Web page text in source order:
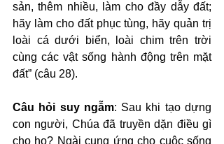
sản, thêm nhiều, làm cho đầy dẫy đất;
hãy làm cho đất phục tùng, hãy quản trị
loài cá dưới biển, loài chim trên trời
cùng các vật sống hành động trên mặt
đất” (câu 28).
Câu hỏi suy ngẫm: Sau khi tạo dựng
con người, Chúa đã truyền dặn điều gì
cho họ? Ngài cung ứng cho cuộc sống